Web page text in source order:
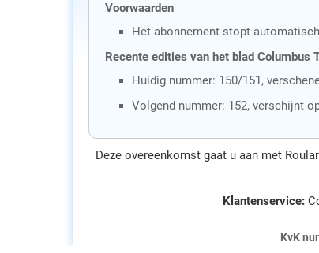
Voorwaarden
Het abonnement stopt
Recente edities van het blad Columbus
Huidig nummer: 150/151,
Volgend nummer: 152, verschijnt
Deze overeenkomst gaat u aan met
Klantenservice:
KvK